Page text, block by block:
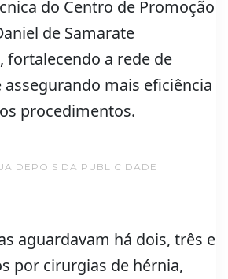
do Centro de Promoção
de Samarate
fortalecendo a rede de
mais eficiência
procedimentos.
DEPOIS DA PUBLICIDADE
aguardavam há dois, três e
por cirurgias de hérnia,